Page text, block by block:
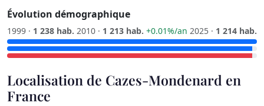
Évolution démographique
1999 · 1 238 hab. 2010 · 1 213 hab. +0.01%/an 2025 · 1 214 hab.
Localisation de Cazes-Mondenard en
France